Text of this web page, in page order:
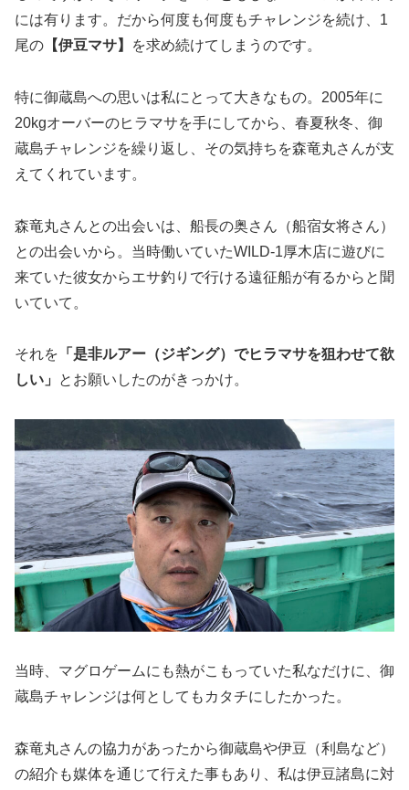
には有ります。だから何度も何度もチャレンジを続け、1
尾の 【伊豆マサ】 を求め続けてしまうのです。
特に御蔵島への思いは私にとって大きなもの。2005年に
20kgオーバーのヒラマサを手にしてから、春夏秋冬、御
蔵島チャレンジを繰り返し、その気持ちを森竜丸さんが支
えてくれています。
森竜丸さんとの出会いは、船長の奥さん（船宿女将さん）
との出会いから。当時働いていたWILD-1厚木店に遊びに
来ていた彼女からエサ釣りで行ける遠征船が有るからと聞
いていて。
それを 「是非ルアー（ジギング）でヒラマサを狙わせて欲
しい」
とお願いしたのがきっかけ。
当時、マグロゲームにも熱がこもっていた私なだけに、御
蔵島チャレンジは何としてもカタチにしたかった。
森竜丸さんの協力があったから御蔵島や伊豆（利島など）
の紹介も媒体を通じて行えた事もあり、私は伊豆諸島に対